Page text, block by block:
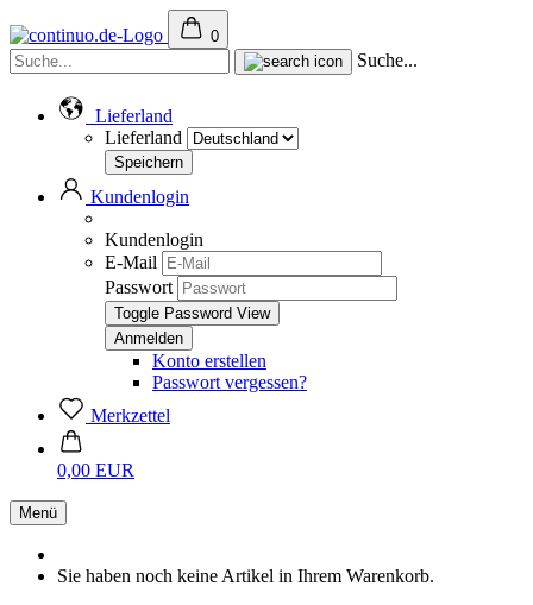
0
Suche...
Lieferland
Lieferland
Kundenlogin
Kundenlogin
E-Mail
Passwort
Toggle Password View
Konto erstellen
Passwort vergessen?
Merkzettel
0,00 EUR
Menü
Sie haben noch keine Artikel in Ihrem Warenkorb.